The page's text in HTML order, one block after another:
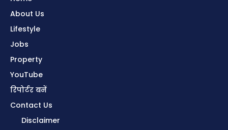
About Us
Lifestyle
Jobs
Property
YouTube
रिपोर्टर बनें
Contact Us
Disclaimer